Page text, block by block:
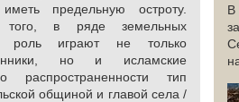
предельную остроту.
того, в ряде земельных
роль играют не только
но и исламские
тип
общиной и главой села /